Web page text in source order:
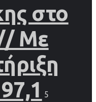
στο
Με
5